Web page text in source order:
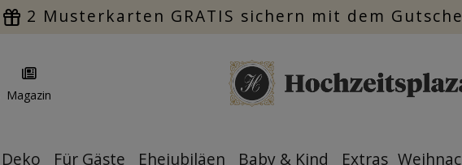
2 Musterkarten GRATIS sichern mit dem
Magazin
Deko Für Gäste Ehejubiläen Baby & Kind Extras